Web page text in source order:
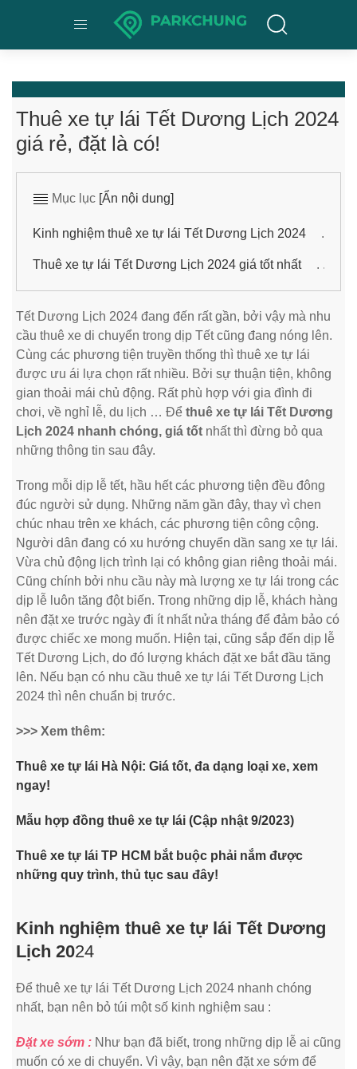
Thuê xe tự lái Tết Dương Lịch 2024
giá rẻ, đặt là có!
Mục lục [Ẩn nội dung]
Kinh nghiệm thuê xe tự lái Tết Dương Lịch 2024
Thuê xe tự lái Tết Dương Lịch 2024 giá tốt nhất
Tết Dương Lịch 2024 đang đến rất gần, bởi vậy mà nhu
cầu thuê xe di chuyển trong dịp Tết cũng đang nóng lên.
Cùng các phương tiện truyền thống thì thuê xe tự lái
được ưu ái lựa chọn rất nhiều. Bởi sự thuận tiện, không
gian thoải mái chủ động. Rất phù hợp với gia đình đi
chơi, về nghỉ lễ, du lịch … Để thuê xe tự lái Tết Dương
Lịch 2024 nhanh chóng, giá tốt nhất thì đừng bỏ qua
những thông tin sau đây.
Trong mỗi dịp lễ tết, hầu hết các phương tiện đều đông
đúc người sử dụng. Những năm gần đây, thay vì chen
chúc nhau trên xe khách, các phương tiện công cộng.
Người dân đang có xu hướng chuyển dần sang xe tự lái.
Vừa chủ động lịch trình lại có không gian riêng thoải mái.
Cũng chính bởi nhu cầu này mà lượng xe tự lái trong các
dịp lễ luôn tăng đột biến. Trong những dịp lễ, khách hàng
nên đặt xe trước ngày đi ít nhất nửa tháng để đảm bảo có
được chiếc xe mong muốn. Hiện tại, cũng sắp đến dịp lễ
Tết Dương Lịch, do đó lượng khách đặt xe bắt đầu tăng
lên. Nếu bạn có nhu cầu thuê xe tự lái Tết Dương Lịch
2024 thì nên chuẩn bị trước.
>>> Xem thêm:
Thuê xe tự lái Hà Nội: Giá tốt, đa dạng loại xe, xem
ngay!
Mẫu hợp đồng thuê xe tự lái (Cập nhật 9/2023)
Thuê xe tự lái TP HCM bắt buộc phải nắm được
những quy trình, thủ tục sau đây!
Kinh nghiệm thuê xe tự lái Tết Dương
Lịch 2024
Để thuê xe tự lái Tết Dương Lịch 2024 nhanh chóng
nhất, bạn nên bỏ túi một số kinh nghiệm sau :
Đặt xe sớm : Như bạn đã biết, trong những dịp lễ ai cũng
muốn có xe di chuyển. Vì vậy, bạn nên đặt xe sớm để